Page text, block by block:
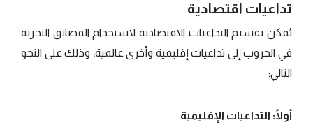
تداعيات اقتصادية
يُمكن تقسيم التداعيات الاقتصادية لاستخدام المضايق البحرية
في الحروب إلى تداعيات إقليمية وأخرى عالمية، وذلك على النحو
التالي:
أولًا: التداعيات الإقليمية